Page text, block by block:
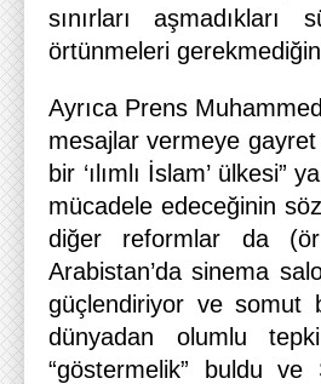
sınırları
örtünmeleri
Ayrıca Prens
mesajlar vermeye gayret
bir ‘ılımlı İslam’
mücadele edeceğinin
diğer reformlar da
Arabistan’da sinema
güçlendiriyor ve somut
dünyadan olumlu
“göstermelik” buldu ve